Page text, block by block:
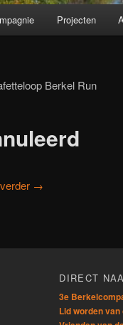
Projecten
Berkel Run
→
DIRECT
3e
Lid worden